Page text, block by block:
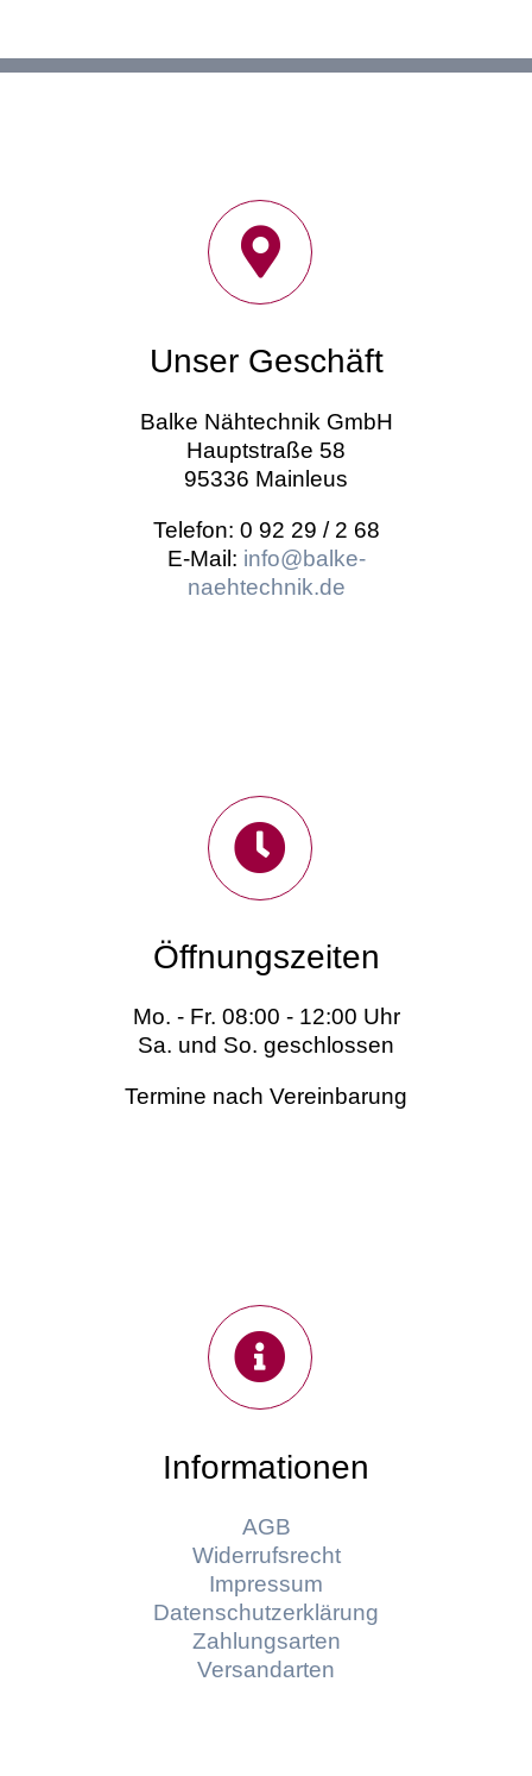
Unser Geschäft
Balke Nähtechnik GmbH
Hauptstraße 58
95336 Mainleus
Telefon: 0 92 29 / 2 68
E-Mail: info@balke-
naehtechnik.de
Öffnungszeiten
Mo. - Fr. 08:00 - 12:00 Uhr
Sa. und So. geschlossen
Termine nach Vereinbarung
Informationen
AGB
Widerrufsrecht
Impressum
Datenschutzerklärung
Zahlungsarten
Versandarten